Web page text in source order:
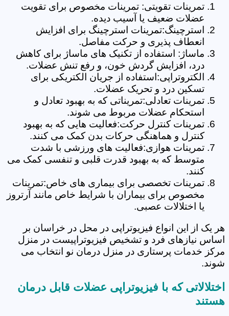
تمرینات تقویتی: تمرینات مخصوص برای تقویت
عضلات ضعیف یا آسیب دیده.
استرچینگ:تمرینات استرچینگ برای افزایش
انعطاف پذیری و حرکت مفاصل.
ماساژ: استفاده از تکنیک های ماساژ برای کاهش
درد، افزایش گردش خون، و رفع تنش عضلات.
الکتروتراپی:استفاده از جریان الکتریکی برای
تسکین درد و تحریک عضلات.
تمرینات تعادلی:تمریناتی که به بهبود تعادل و
استحکام عضلات مربوط می شوند.
تمرینات کنترل حرکت:فعالیت هایی که به بهبود
کنترل و هماهنگی حرکات بدن کمک می کنند.
تمرینات هوازی:فعالیت های ورزشی با شدت
متوسط که به بهبود قدرت قلبی و تنفسی کمک می
کنند.
تمرینات تخصصی برای بیماری های خاص:تمرینات
مخصوص برای بیماران با شرایط خاص مانند آرتروز
یا اختلالات عصبی.
هر یک از این انواع فیزیوتراپی در محل در خراسان بر
اساس نیازهای فرد و تشخیص فیزیوتراپیست در منزل
مرکز خدمات پرستاری در منزل درمان نو انتخاب می
شوند.
اختلالاتی که با فیزیوتراپی عضلات قابل درمان
هستند